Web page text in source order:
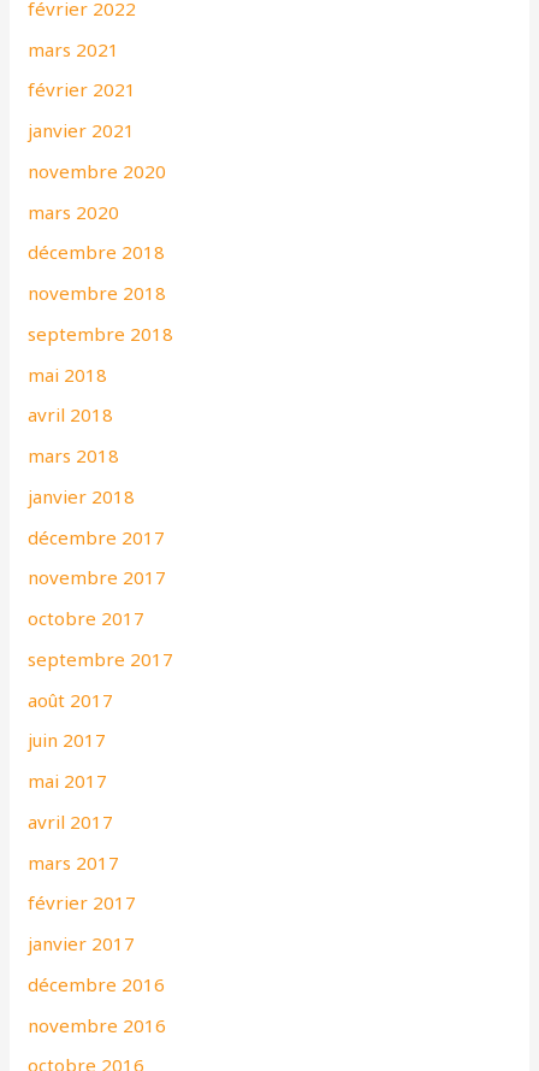
février 2022
mars 2021
février 2021
janvier 2021
novembre 2020
mars 2020
décembre 2018
novembre 2018
septembre 2018
mai 2018
avril 2018
mars 2018
janvier 2018
décembre 2017
novembre 2017
octobre 2017
septembre 2017
août 2017
juin 2017
mai 2017
avril 2017
mars 2017
février 2017
janvier 2017
décembre 2016
novembre 2016
octobre 2016